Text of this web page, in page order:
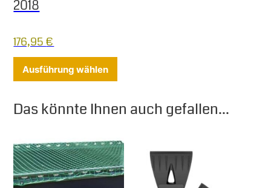
2018
176,95€
Ausführung wählen
Das könnte Ihnen auch gefallen...